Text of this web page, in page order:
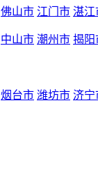
佛山市 江门市 湛江
中山市 潮州市 揭阳
烟台市 潍坊市 济宁